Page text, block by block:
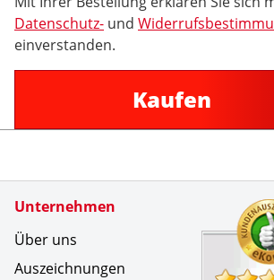
Datenschutz- und
einverstanden.
Kaufen
Unternehmen
Über uns
Auszeichnungen
Zertifikate